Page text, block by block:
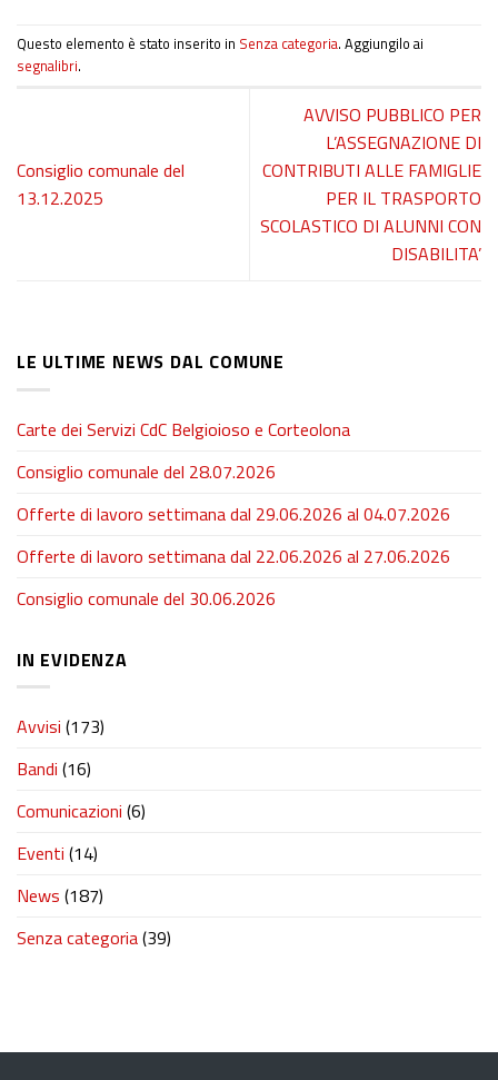
Questo elemento è stato inserito in Senza categoria. Aggiungilo ai
segnalibri.
Consiglio comunale del
13.12.2025
AVVISO PUBBLICO PER
L’ASSEGNAZIONE DI
CONTRIBUTI ALLE FAMIGLIE
PER IL TRASPORTO
SCOLASTICO DI ALUNNI CON
DISABILITA’
LE ULTIME NEWS DAL COMUNE
Carte dei Servizi CdC Belgioioso e Corteolona
Consiglio comunale del 28.07.2026
Offerte di lavoro settimana dal 29.06.2026 al 04.07.2026
Offerte di lavoro settimana dal 22.06.2026 al 27.06.2026
Consiglio comunale del 30.06.2026
IN EVIDENZA
Avvisi (173)
Bandi (16)
Comunicazioni (6)
Eventi (14)
News (187)
Senza categoria(39)